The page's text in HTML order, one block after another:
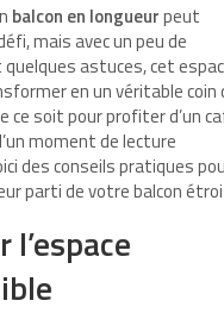
balcon en longueurpeut
mais avec un peu de
astuces, cet
en un véritable coin
ce soit pour profiter d’un
moment de lecture
des conseils pratiques
parti de votre balcon
l’espace